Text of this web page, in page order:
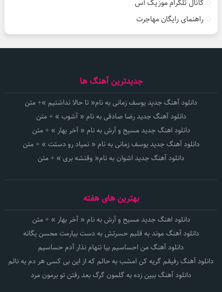
کانال تلگرام موزیک آس
راهنمای رایگان مهاجرت
جدیدترین آهنگ ها
دانلود آهنگ جدید یوسف زمانی به نام« تا حالا نداشتیم »+ متن
دانلود آهنگ جدید رضا صادقی به نام « آشوب » + متن
دانلود اهنگ جدید مسیح و آرش به نام « آخر بهار » + متن
دانلود آهنگ جدید یوسف زمانی به نام « نمیاد رو دستت » + متن
دانلود آهنگ جدید اشوان به نام« وقتشه بری » + متن
بهترین های هفته
دانلود اهنگ جدید مسیح و آرش به نام « آخر بهار » + متن
دانلود آهنگ موند به قلبم حسرتش به دست بیارمت محسن یگانه
دانلود آهنگ من احساسیم بیا تنهام نذار آدم حساسیم
دانلود آهنگ رفیقم گریه کن امشب به حالم که از این بی کسی هر دم به نالم
دانلود آهنگ ببین زده به گلمون گرگ بعد رفتن تو برمون مرد